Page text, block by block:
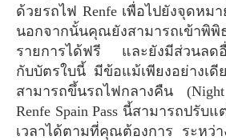
ด้วยรถไฟ Renfe เพื่อไปยังจุดหม
นอกจากนั้นคุณยังสามารถเข้าพิ
รายการได้ฟรี และยังมีส่วนลด
กับบัตรใบนี้ มีข้อแม้เพียงอย่างเ
สามารถขึ้นรถไฟกลางคืน
Renfe Spain Pass นี้สามารถปรับ
เวลาได้ตามที่คุณต้องการ ระห